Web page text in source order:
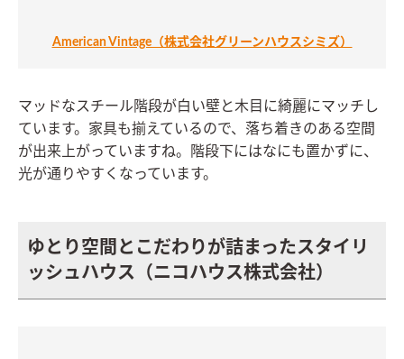
American Vintage（株式会社グリーンハウスシミズ）
マッドなスチール階段が白い壁と木目に綺麗にマッチし
ています。家具も揃えているので、落ち着きのある空間
が出来上がっていますね。階段下にはなにも置かずに、
光が通りやすくなっています。
ゆとり空間とこだわりが詰まったスタイリ
ッシュハウス（ニコハウス株式会社）